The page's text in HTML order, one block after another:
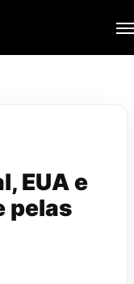
EUA e
pelas